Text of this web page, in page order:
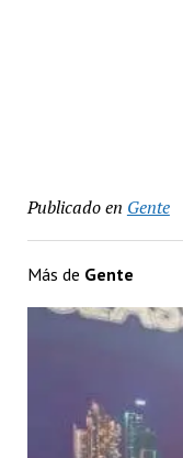
Publicado en Gente
Más de Gente